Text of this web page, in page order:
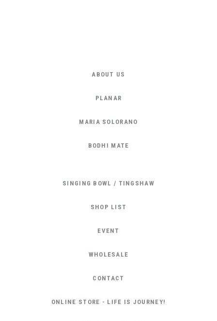
ABOUT US
PLANAR
MARIA SOLORANO
BODHI MATE
SINGING BOWL / TINGSHAW
SHOP LIST
EVENT
WHOLESALE
CONTACT
ONLINE STORE - LIFE IS JOURNEY!